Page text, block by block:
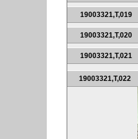
19003321,T,019
19003321,T,020
19003321,T,021
19003321,T,022